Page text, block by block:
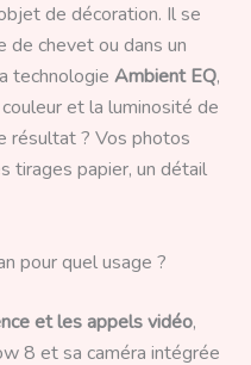
de décoration. Il se
de chevet ou dans un
technologie Ambient EQ,
et la luminosité de
résultat ? Vos photos
tirages papier, un détail
pour quel usage ?
et les appels vidéo,
8 et sa caméra intégrée